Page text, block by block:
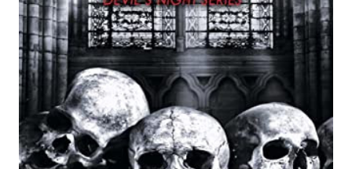
l'angelo non ha intenzione di fare una strage, piuttosto è lì
per avvertili che Mikael non è più "l'angelo puro" che
credono e che potrebbe aver ucciso altri mezzi angeli, tipo
Rafael. A quelle parole, Haniel seguito da altri ibridi, si reca
nell'appartamento, senza risultati. Infine cercano nella
chiesetta. Lì trovano Rafael alle prese con gli angeli puri,
ma questa volta ...